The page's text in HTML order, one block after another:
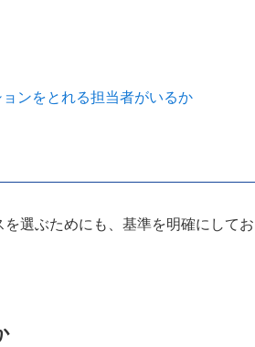
ンをとれる担当者がいるか
選ぶためにも、基準を明確にしてお